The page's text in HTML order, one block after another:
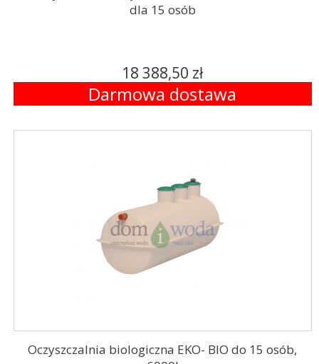
dla 15 osób
18 388,50 zł
Darmowa dostawa
Oczyszczalnia biologiczna EKO- BIO do 15 osób,